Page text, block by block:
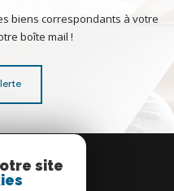
biens correspondants à votre
boîte mail !
site